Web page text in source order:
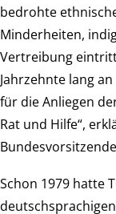
bedrohte
Minderheiten,
Vertreibung
Jahrzehnte lang
für die Anliegen
Rat und Hilfe“,
Schon 1979 hatte